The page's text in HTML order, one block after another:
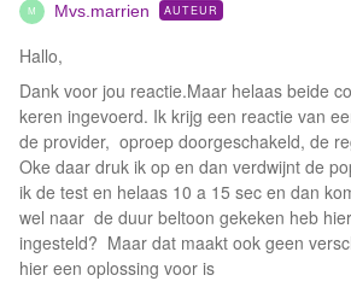
M Mvs.marrien AUTEUR
Hallo,
Dank voor jou reactie.Maar helaas beide
keren ingevoerd. Ik krijg een reactie van
de provider, oproep doorgeschakeld, de
Oke daar druk ik op en dan verdwijnt de
ik de test en helaas 10 a 15 sec en dan
wel naar de duur beltoon gekeken heb
ingesteld? Maar dat maakt ook geen
hier een oplossing voor is